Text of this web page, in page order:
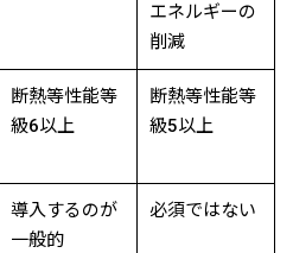
エネルギーの
削減
断熱等性能等
級6以上
断熱等性能等
級5以上
導入するのが
一般的
必須ではない